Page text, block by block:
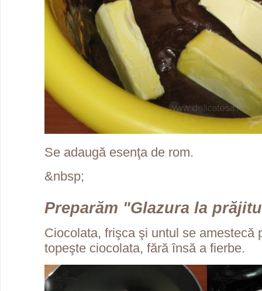
Se adaugă esenţa de rom.
&nbsp;
Preparăm "Glazura la
Ciocolata, frişca şi untul se amestecă
topeşte ciocolata, fără însă a fierbe.